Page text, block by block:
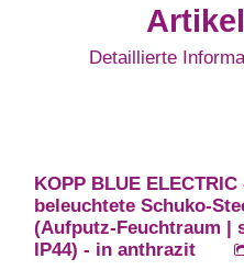
Detaillierte
KOPP BLUE
beleuchtete Schuko-
(Aufputz-Feuchtraum |
IP44) - in anthrazit